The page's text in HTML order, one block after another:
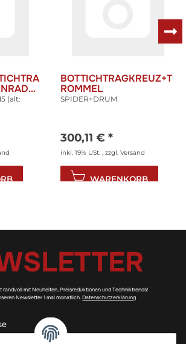
(alt:
BOTTICHTRAGKREUZ+T
ROMMEL
SPIDER+DRUM
300,11 € *
inkl. 19% USt. , zzgl. Versand
WARENKORB
randvoll mit Neuheiten, Preisreduktionen und Techniktrends!
Newsletter 1 mal monatlich.Datenschutzerklärung